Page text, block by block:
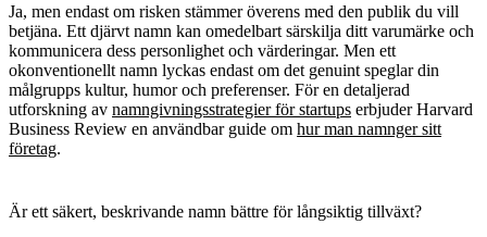
Ja, men endast om risken stämmer överens med den publik du vill
betjäna. Ett djärvt namn kan omedelbart särskilja ditt varumärke och
kommunicera dess personlighet och värderingar. Men ett
okonventionellt namn lyckas endast om det genuint speglar din
målgrupps kultur, humor och preferenser. För en detaljerad
utforskning av namngivningsstrategier för startups erbjuder Harvard
Business Review en användbar guide om hur man namnger sitt
företag.
Är ett säkert, beskrivande namn bättre för långsiktig tillväxt?